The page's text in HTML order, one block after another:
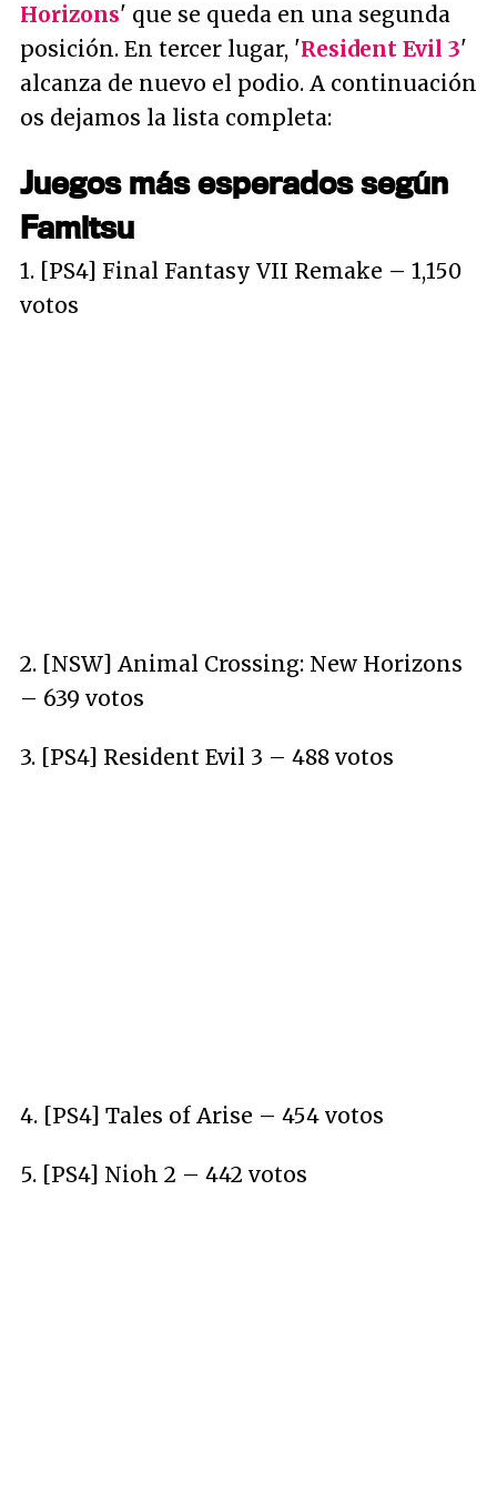
Horizons' que se queda en una segunda
posición. En tercer lugar, 'Resident Evil 3'
alcanza de nuevo el podio. A continuación
os dejamos la lista completa:
Juegos más esperados según
Famitsu
1. [PS4] Final Fantasy VII Remake – 1,150
votos
2. [NSW] Animal Crossing: New Horizons
– 639 votos
3. [PS4] Resident Evil 3 – 488 votos
4. [PS4] Tales of Arise – 454 votos
5. [PS4] Nioh 2 – 442 votos